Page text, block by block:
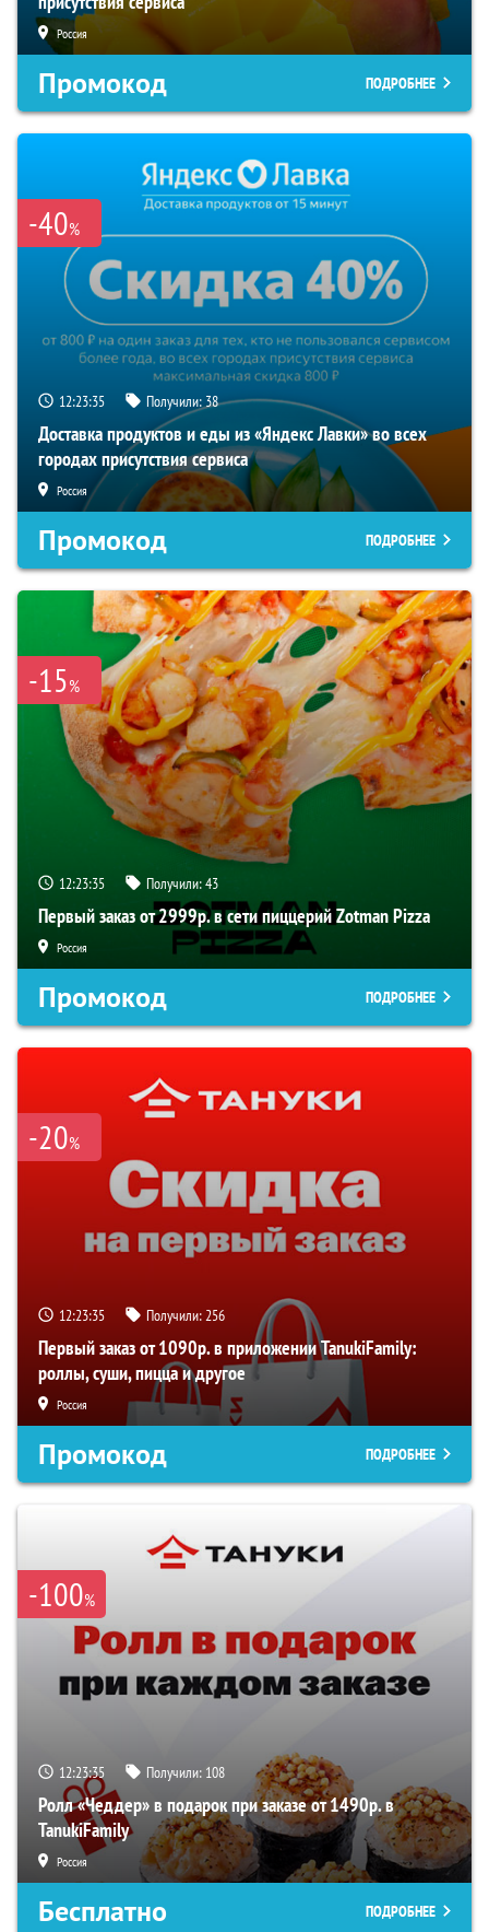
Россия
Промокод ПОДРОБНЕЕ
-40%
12:23:34 Получили:38
Доставка продуктов и еды из «Яндекс Лавки» во всех
городах присутствия сервиса
Россия
Промокод ПОДРОБНЕЕ
-15%
12:23:34 Получили:43
Первый заказ от 2999р. в сети пиццерий Zotman Pizza
Россия
Промокод ПОДРОБНЕЕ
-20%
12:23:34 Получили:256
Первый заказ от 1090р. в приложении TanukiFamily:
роллы, суши, пицца и другое
Россия
Промокод ПОДРОБНЕЕ
-100%
12:23:34 Получили: 108
Ролл «Чеддер» в подарок при заказе от 1490р. в
TanukiFamily
Россия
Бесплатно ПОДРОБНЕЕ